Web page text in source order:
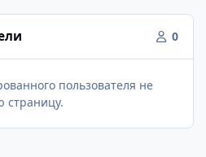
0
пользователя не
страницу.